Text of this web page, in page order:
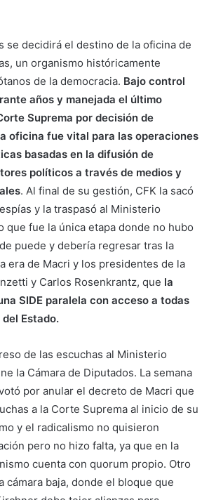
se decidirá el destino de la oficina de
un organismo históricamente
de la democracia. Bajo control
años y manejada el último
Suprema por decisión de
oficina fue vital para las operaciones
basadas en la difusión de
políticos a través de medios y
. Al final de su gestión, CFK la sacó
y la traspasó al Ministerio
que fue la única etapa donde no hubo
puede y debería regresar tras la
era de Macri y los presidentes de la
y Carlos Rosenkrantz, que la
SIDE paralela con acceso a todas
Estado.
de las escuchas al Ministerio
la Cámara de Diputados. La semana
por anular el decreto de Macri que
a la Corte Suprema al inicio de su
y el radicalismo no quisieron
pero no hizo falta, ya que en la
cuenta con quorum propio. Otro
cámara baja, donde el bloque que